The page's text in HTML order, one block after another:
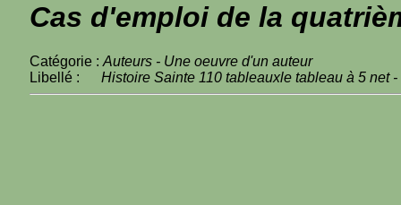
Cas d'emploi de la
Catégorie : Auteurs - Une oeuvre d'un auteur
Libellé : Histoire Sainte 110 tableauxle tableau à 5 net